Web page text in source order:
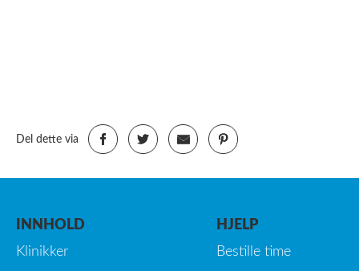
Del dette via
INNHOLD
Klinikker
HJELP
Bestille time